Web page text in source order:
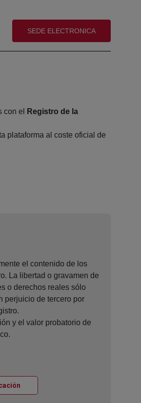
(abre en nueva ventana)
SEDE ELECTRONICA
con el
Registro de la
plataforma al coste oficial de
el contenido de los
La libertad o gravamen de
o derechos reales sólo
perjuicio de tercero por
y el valor probatorio de